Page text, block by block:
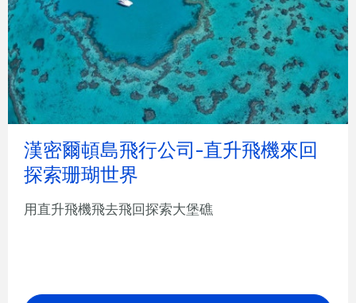
漢密爾頓島飛行公司-直升飛機來回
探索珊瑚世界
用直升飛機飛去飛回探索大堡礁